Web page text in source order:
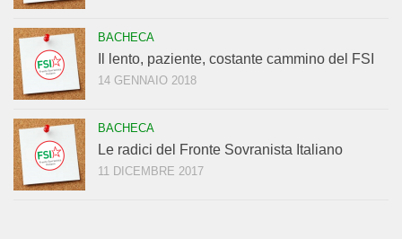
BACHECA
Il lento, paziente, costante cammino del FSI
14 GENNAIO 2018
BACHECA
Le radici del Fronte Sovranista Italiano
11 DICEMBRE 2017